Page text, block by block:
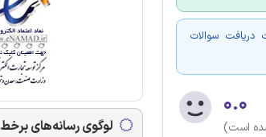
سوالات
۰.۰
است) لوگوی رسانه‌های برخط